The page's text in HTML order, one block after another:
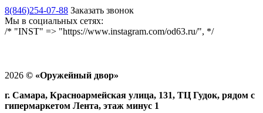
8(846)254-07-88 Заказать звонок
Мы в социальных сетях:
/* "INST" => "https://www.instagram.com/od63.ru/", */
2026 © «Оружейный двор»
г. Самара, Красноармейская улица, 131, ТЦ Гудок, рядом с
гипермаркетом Лента, этаж минус 1